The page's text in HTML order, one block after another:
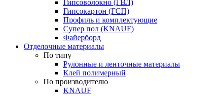
Гипсоволокно (ГВЛ)
Гипсокартон (ГСП)
Профиль и комплектующие
Супер пол (KNAUF)
Файерборд
Отделочные материалы
По типу
Рулонные и ленточные материалы
Клей полимерный
По производителю
KNAUF